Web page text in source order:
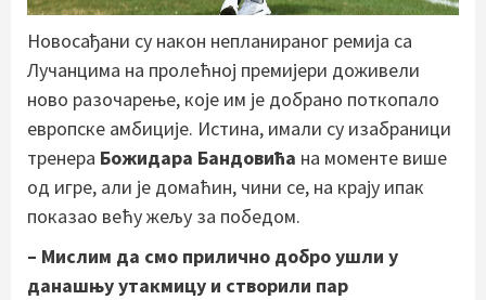
Новосађани су након непланираног ремија са
Лучанцима на пролећној премијери доживели
ново разочарење, које им је добрано поткопало
европске амбиције. Истина, имали су изабраници
тренера Божидара Бандовића на моменте више
од игре, али је домаћин, чини се, на крају ипак
показао већу жељу за победом.
– Мислим да смо прилично добро ушли у
данашњу утакмицу и створили пар